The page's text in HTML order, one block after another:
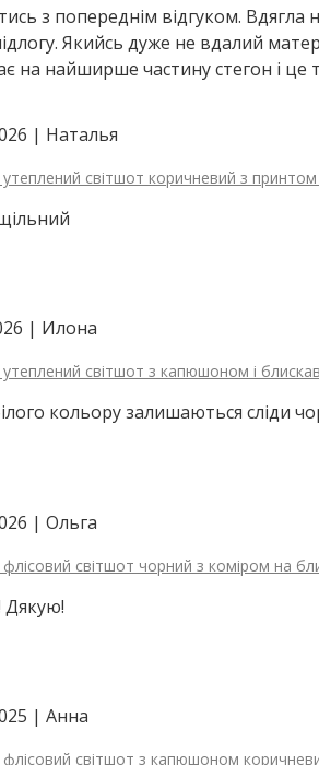
з попереднім відгуком. Вдягла
Якийсь дуже не вдалий
на найширше частину стегон і це
| Наталья
світшот коричневий з принтом
| Илона
світшот з капюшоном і
кольору залишаються сліди
| Ольга
світшот чорний з коміром на
Дякую!
| Анна
світшот з капюшоном